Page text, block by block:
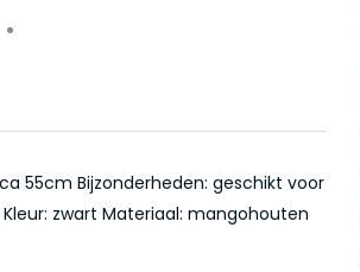
55cm Bijzonderheden: geschikt voor
zwart Materiaal: mangohouten